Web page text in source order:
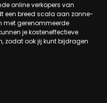
online verkopers van
een breed scala aan zonne-
met gerenommeerde
je kosteneffectieve
zodat ook jij kunt bijdragen